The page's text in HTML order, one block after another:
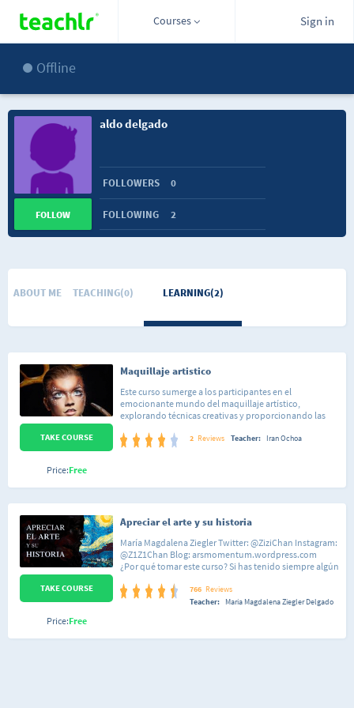
Courses Sign in
Offline
aldo delgado
FOLLOWERS 0
FOLLOWING 2
FOLLOW
ABOUT ME TEACHING(0) LEARNING(2)
Maquillaje artistico
Este curso sumerge a los participantes en el
emocionante mundo del maquillaje artístico,
explorando técnicas creativas y proporcionando las
una obra maestra visual. Desde conceptos básicos
hasta proyectos avanzados, este curso guiará a los
2 Reviews Teacher: Iran Ochoa
TAKE COURSE
Price:Free
Apreciar el arte y su historia
María Magdalena Ziegler Twitter: @ZiziChan Instagram:
@Z1Z1Chan Blog: arsmomentum.wordpress.com
¿Por qué tomar este curso? Si has tenido siempre algún
lo que te inquieta, este curso es para ti. De manera
sencilla y amena revisaremos algunos aspectos acerca
complicados, ni largas historias, nos pasearemos por
766 Reviews
Teacher:
María Magdalena Ziegler Delgado
TAKE COURSE
Price:Free